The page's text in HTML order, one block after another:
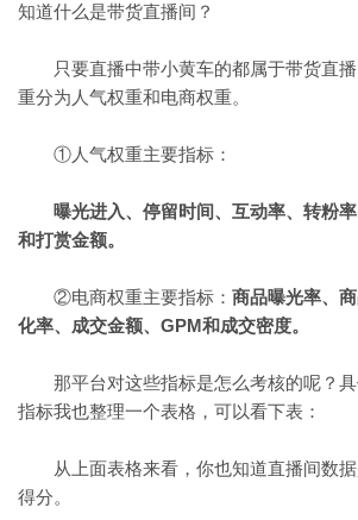
知道什么是带货直播间？
只要直播中带小黄车的都属于带货直播
重分为人气权重和电商权重。
①人气权重主要指标：
曝光进入、停留时间、互动率、转粉
和打赏金额。
②电商权重主要指标： 商品曝光率、
化率、成交金额、GPM和成交密度。
那平台对这些指标是怎么考核的呢？具
指标我也整理一个表格，可以看下表：
从上面表格来看，你也知道直播间数据
得分。